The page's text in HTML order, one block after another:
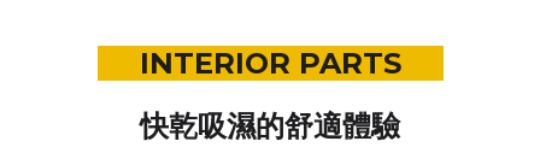
INTERIOR PARTS
快乾吸濕的舒適體驗